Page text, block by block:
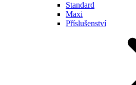
Standard
Maxi
Příslušenství